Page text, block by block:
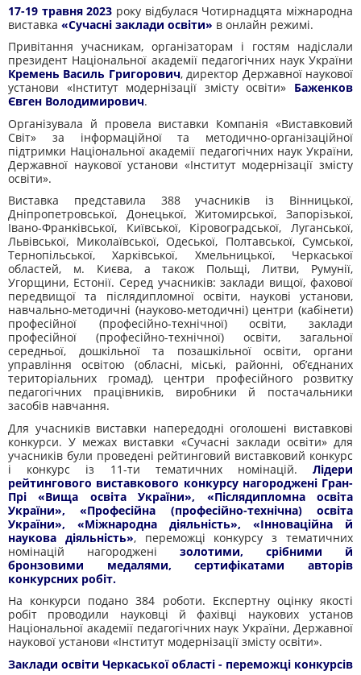
17-19 травня 2023 року відбулася Чотирнадцята міжнародна
виставка «Сучасні заклади освіти» в онлайн режимі.
Привітання учасникам, організаторам і гостям надіслали
президент Національної академії педагогічних наук України
Кремень Василь Григорович, директор Державної наукової
установи «Інститут модернізації змісту освіти» Баженков
Євген Володимирович.
Організувала й провела виставки Компанія «Виставковий
Світ» за інформаційної та методично-організаційної
підтримки Національної академії педагогічних наук України,
Державної наукової установи «Інститут модернізації змісту
освіти».
Виставка представила 388 учасників із Вінницької,
Дніпропетровської, Донецької, Житомирської, Запорізької,
Івано-Франківської, Київської, Кіровоградської, Луганської,
Львівської, Миколаївської, Одеської, Полтавської, Сумської,
Тернопільської, Харківської, Хмельницької, Черкаської
областей, м. Києва, а також Польщі, Литви, Румунії,
Угорщини, Естонії. Серед учасників: заклади вищої, фахової
передвищої та післядипломної освіти, наукові установи,
навчально-методичні (науково-методичні) центри (кабінети)
професійної (професійно-технічної) освіти, заклади
професійної (професійно-технічної) освіти, загальної
середньої, дошкільної та позашкільної освіти, органи
управління освітою (обласні, міські, районні, об’єднаних
територіальних громад), центри професійного розвитку
педагогічних працівників, виробники й постачальники
засобів навчання.
Для учасників виставки напередодні оголошені виставкові
конкурси. У межах виставки «Сучасні заклади освіти» для
учасників були проведені рейтинговий виставковий конкурс
і конкурс із 11-ти тематичних номінацій. Лідери
рейтингового виставкового конкурсу нагороджені Гран-
Прі «Вища освіта України», «Післядипломна освіта
України», «Професійна (професійно-технічна) освіта
України», «Міжнародна діяльність», «Інноваційна й
наукова діяльність», переможці конкурсу з тематичних
номінацій нагороджені золотими, срібними й
бронзовими медалями, сертифікатами авторів
конкурсних робіт.
На конкурси подано 384 роботи. Експертну оцінку якості
робіт проводили науковці й фахівці наукових установ
Національної академії педагогічних наук України, Державної
наукової установи «Інститут модернізації змісту освіти».
Заклади освіти Черкаської області - переможці конкурсів